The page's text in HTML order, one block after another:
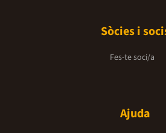
Sòcies i
Fes-te soci/a
Ajuda